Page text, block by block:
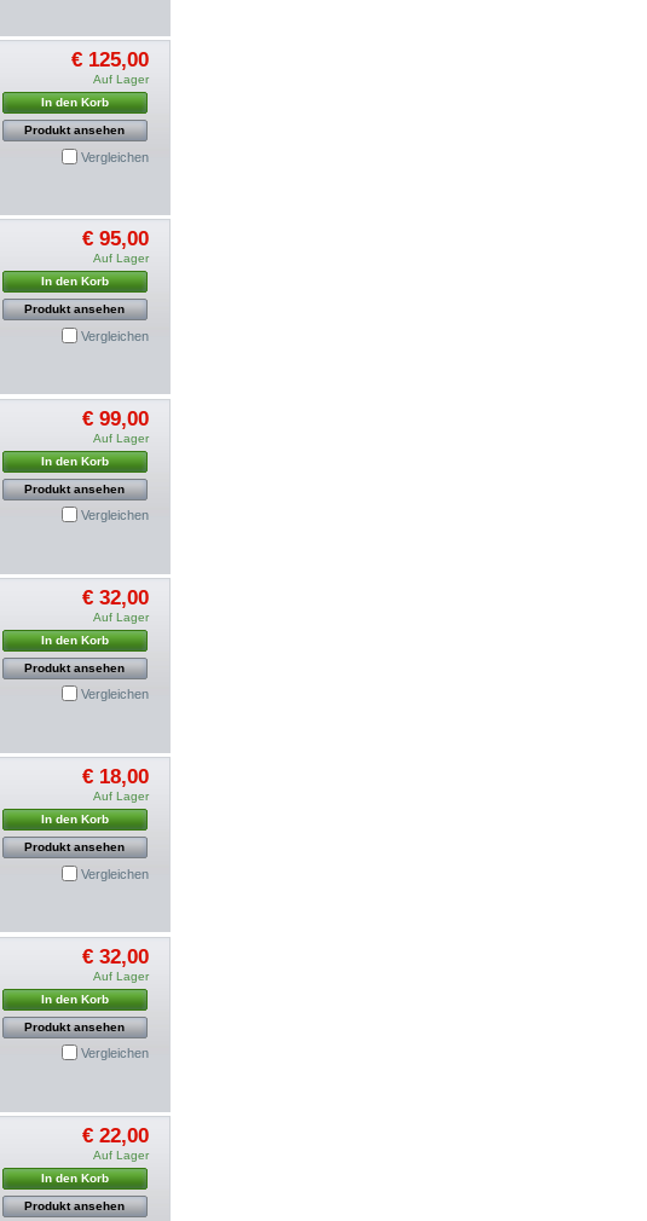
€ 125,00
Auf Lager
In den Korb
Produkt ansehen
Vergleichen
€ 95,00
Auf Lager
In den Korb
Produkt ansehen
Vergleichen
€ 99,00
Auf Lager
In den Korb
Produkt ansehen
Vergleichen
€ 32,00
Auf Lager
In den Korb
Produkt ansehen
Vergleichen
€ 18,00
Auf Lager
In den Korb
Produkt ansehen
Vergleichen
€ 32,00
Auf Lager
In den Korb
Produkt ansehen
Vergleichen
€ 22,00
Auf Lager
In den Korb
Produkt ansehen